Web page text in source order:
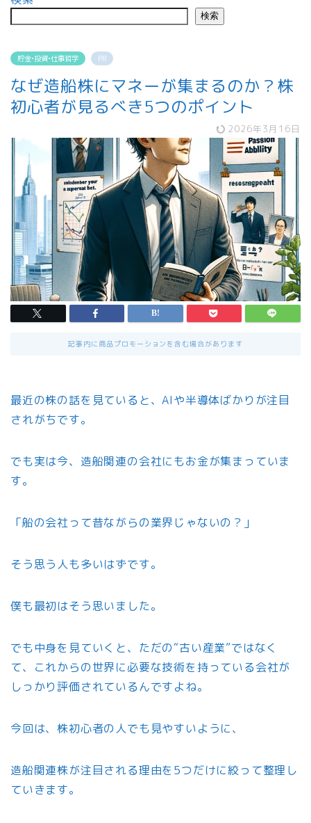
検索
貯金•投資•仕事哲学 PR
なぜ造船株にマネーが集まるのか？株
初心者が見るべき5つのポイント
2026年3月16日
記事内に商品プロモーションを含む場合があります
最近の株の話を見ていると、AIや半導体ばかりが注目
されがちです。
でも実は今、造船関連の会社にもお金が集まっていま
す。
「船の会社って昔ながらの業界じゃないの？」
そう思う人も多いはずです。
僕も最初はそう思いました。
でも中身を見ていくと、ただの“古い産業”ではなく
て、これからの世界に必要な技術を持っている会社が
しっかり評価されているんですよね。
今回は、株初心者の人でも見やすいように、
造船関連株が注目される理由を5つだけに絞って整理し
ていきます。